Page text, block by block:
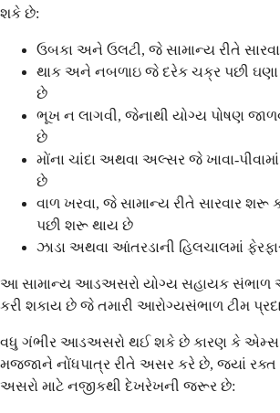
શકે છે:
ઉબકા અને ઉલટી, જે સામાન્ય રીતે
થાક અને નબળાઇ જે દરેક ચક્ર પછી ઘણા
છે
ભૂખ ન લાગવી, જેનાથી યોગ્ય પોષણ
છે
મોંના ચાંદા અથવા અલ્સર જે ખાવા-
છે
વાળ ખરવા, જે સામાન્ય રીતે સારવાર શરૂ
પછી શરૂ થાય છે
ઝાડા અથવા આંતરડાની હિલચાલમાં
આ સામાન્ય આડઅસરો યોગ્ય સહાયક
કરી શકાય છે જે તમારી આરોગ્યસંભાળ ટીમ
વધુ ગંભીર આડઅસરો થઈ શકે છે કારણ કે
મજ્જાને નોંધપાત્ર રીતે અસર કરે છે, જ્યાં
અસરો માટે નજીકથી દેખરેખની જરૂર છે: